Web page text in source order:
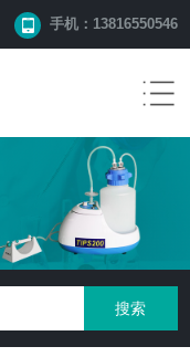
手机：13816550546